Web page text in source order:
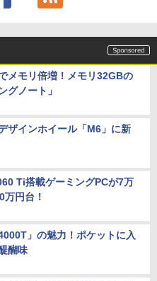
メモリ倍増！メモリ32GBの
グノート」
ザインホイール「M6」に新
Ti搭載ゲーミングPCが7万
円台！
」の魅力！ポケットに入
醐味